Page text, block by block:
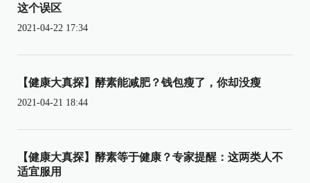
这个误区
2021-04-22 17:34
【健康大真探】酵素能减肥？钱包瘦了，你却没瘦
2021-04-21 18:44
【健康大真探】酵素等于健康？专家提醒：这两类人不
适宜服用